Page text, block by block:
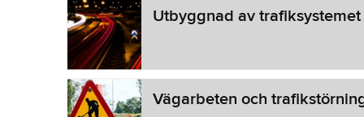
Utbyggnad av trafiksystemet
Vägarbeten och